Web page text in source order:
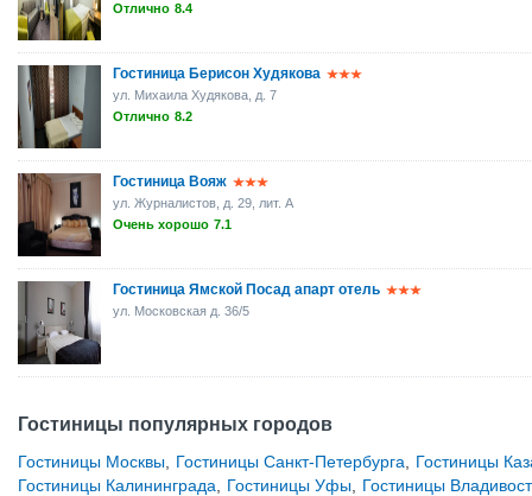
Отлично 8.4
Гостиница Берисон Худякова
ул. Михаила Худякова, д. 7
Отлично 8.2
Гостиница Вояж
ул. Журналистов, д. 29, лит. А
Очень хорошо 7.1
Гостиница Ямской Посад апарт отель
ул. Московская д. 36/5
Гостиницы популярных городов
Гостиницы Москвы Гостиницы Санкт-Петербурга
Гостиницы
Гостиницы Калининграда
Гостиницы Уфы Гостиницы